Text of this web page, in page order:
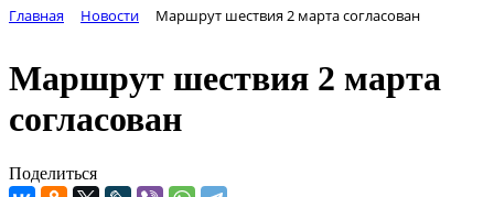
Главная Новости Маршрут шествия 2 марта согласован
Маршрут шествия 2 марта
согласован
Поделиться